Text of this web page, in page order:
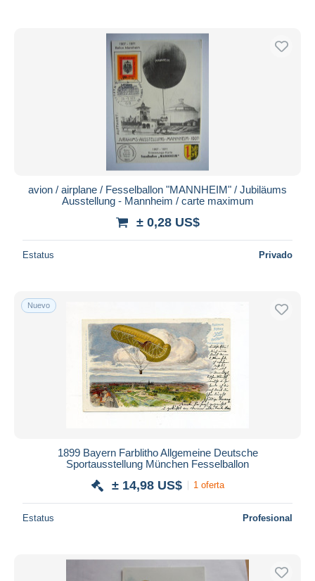
avion / airplane / Fesselballon "MANNHEIM" / Jubiläums
Ausstellung - Mannheim / carte maximum
± 0,28 US$
Estatus Privado
Nuevo
1899 Bayern Farblitho Allgemeine Deutsche
Sportausstellung München Fesselballon
± 14,98 US$ 1 oferta
Estatus Profesional